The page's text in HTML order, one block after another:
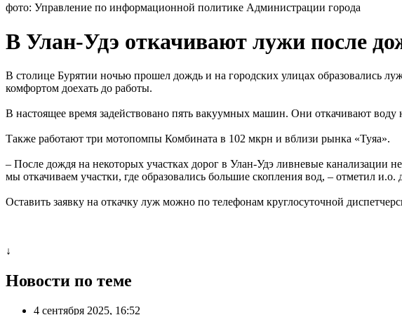
фото: Управление по информационной политике Администрации города
В Улан-Удэ откачивают лужи после
В столице Бурятии ночью прошел дождь и на городских улицах образовались
комфортом доехать до работы.
В настоящее время задействовано пять вакуумных машин. Они откачивают
Также работают три мотопомпы Комбината в 102 мкрн и вблизи рынка «Туяа».
– После дождя на некоторых участках дорог в Улан-Удэ ливневые канализации
мы откачиваем участки, где образовались большие скопления вод, – отметил
Оставить заявку на откачку луж можно по телефонам круглосуточной
↓
Новости по теме
4 сентября 2025, 16:52